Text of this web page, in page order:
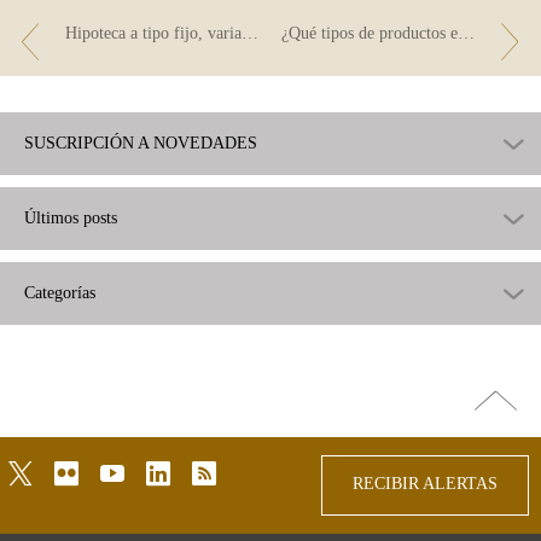
Hipoteca a tipo fijo, variable, mixto… por cuál decidirse ¿Qué tipos de productos están garantizados por el FGD?
SUSCRIPCIÓN A NOVEDADES
Últimos posts
Categorías
arriba
twitterflickr youtubelinkedinrss
RECIBIR ALERTAS